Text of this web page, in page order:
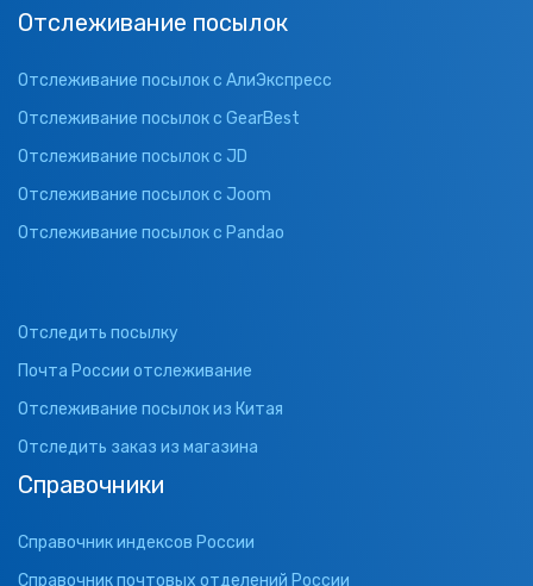
Отслеживание посылок
Отслеживание посылок с АлиЭкспресс
Отслеживание посылок с GearBest
Отслеживание посылок с JD
Отслеживание посылок с Joom
Отслеживание посылок с Pandao
Отследить посылку
Почта России отслеживание
Отслеживание посылок из Китая
Отследить заказ из магазина
Справочники
Справочник индексов России
Справочник почтовых отделений России